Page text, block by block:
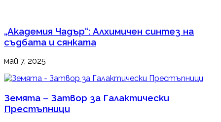
„Академия Чадър“: Алхимичен синтез на
съдбата и сянката
май 7, 2025
Земята – Затвор за Галактически
Престъпници